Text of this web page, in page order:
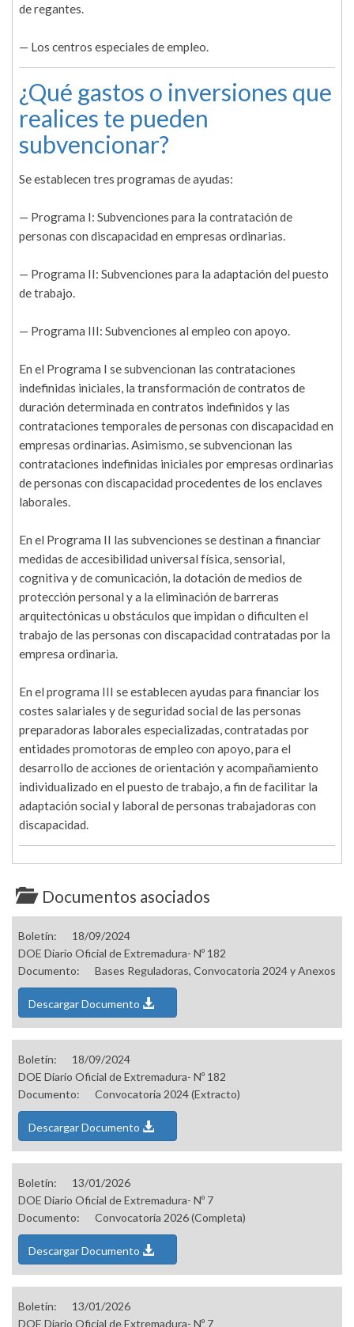
de regantes.
— Los centros especiales de empleo.
¿Qué gastos o inversiones que
realices te pueden
subvencionar?
Se establecen tres programas de ayudas:
— Programa I: Subvenciones para la contratación de
personas con discapacidad en empresas ordinarias.
— Programa II: Subvenciones para la adaptación del puesto
de trabajo.
— Programa III: Subvenciones al empleo con apoyo.
En el Programa I se subvencionan las contrataciones
indefinidas iniciales, la transformación de contratos de
duración determinada en contratos indefinidos y las
contrataciones temporales de personas con discapacidad en
empresas ordinarias. Asimismo, se subvencionan las
contrataciones indefinidas iniciales por empresas ordinarias
de personas con discapacidad procedentes de los enclaves
laborales.
En el Programa II las subvenciones se destinan a financiar
medidas de accesibilidad universal física, sensorial,
cognitiva y de comunicación, la dotación de medios de
protección personal y a la eliminación de barreras
arquitectónicas u obstáculos que impidan o dificulten el
trabajo de las personas con discapacidad contratadas por la
empresa ordinaria.
En el programa III se establecen ayudas para financiar los
costes salariales y de seguridad social de las personas
preparadoras laborales especializadas, contratadas por
entidades promotoras de empleo con apoyo, para el
desarrollo de acciones de orientación y acompañamiento
individualizado en el puesto de trabajo, a fin de facilitar la
adaptación social y laboral de personas trabajadoras con
discapacidad.
Documentos asociados
Boletín:
18/09/2024
DOE Diario Oficial de Extremadura- Nº 182
Documento:
Bases Reguladoras, Convocatoria 2024 y Anexos
Descargar Documento
Boletín:
18/09/2024
DOE Diario Oficial de Extremadura- Nº 182
Documento:
Convocatoria 2024 (Extracto)
Descargar Documento
Boletín:
13/01/2026
DOE Diario Oficial de Extremadura- Nº 7
Documento:
Convocatoria 2026 (Completa)
Descargar Documento
Boletín:
13/01/2026
DOE Diario Oficial de Extremadura- Nº 7